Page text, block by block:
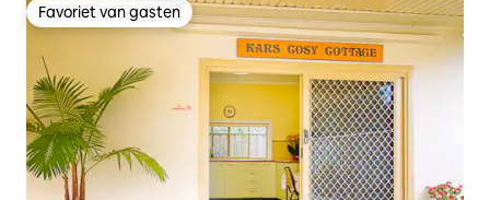
Favoriet van gasten
Favoriet van gasten